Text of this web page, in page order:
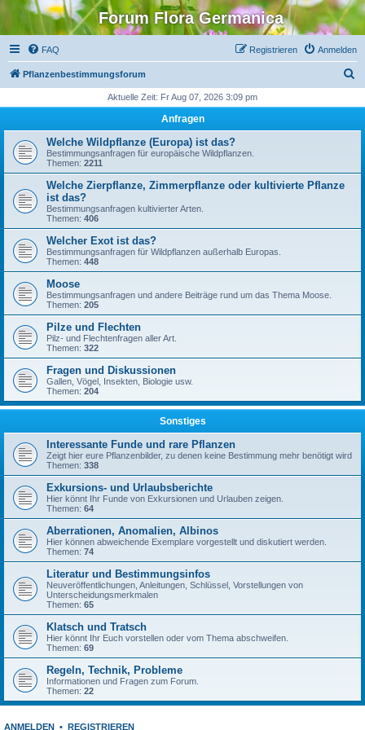
Forum Flora Germanica
FAQ Anmelden
Registrieren
Pflanzenbestimmungsforum
h
Aktuelle Zeit: Fr Aug 07, 2026 3:09 pm
Anfragen
Welche Wildpflanze (Europa) ist das?
Bestimmungsanfragen für europäische Wildpflanzen.
Themen: 2211
Welche Zierpflanze, Zimmerpflanze oder kultivierte Pflanze
ist das?
Bestimmungsanfragen kultivierter Arten.
Themen: 406
Welcher Exot ist das?
Bestimmungsanfragen für Wildpflanzen außerhalb Europas.
Themen: 448
Moose
Bestimmungsanfragen und andere Beiträge rund um das Thema Moose.
Themen: 205
Pilze und Flechten
Pilz- und Flechtenfragen aller Art.
Themen: 322
Fragen und Diskussionen
Gallen, Vögel, Insekten, Biologie usw.
Themen: 204
Sonstiges
Interessante Funde und rare Pflanzen
Zeigt hier eure Pflanzenbilder, zu denen keine Bestimmung mehr benötigt wird
Themen: 338
Exkursions- und Urlaubsberichte
Hier könnt Ihr Funde von Exkursionen und Urlauben zeigen.
Themen: 64
Aberrationen, Anomalien, Albinos
Hier können abweichende Exemplare vorgestellt und diskutiert werden.
Themen: 74
Literatur und Bestimmungsinfos
Neuveröffentlichungen, Anleitungen, Schlüssel, Vorstellungen von
Unterscheidungsmerkmalen
Themen: 65
Klatsch und Tratsch
Hier könnt Ihr Euch vorstellen oder vom Thema abschweifen.
Themen: 69
Regeln, Technik, Probleme
Informationen und Fragen zum Forum.
Themen: 22
ANMELDEN • REGISTRIEREN